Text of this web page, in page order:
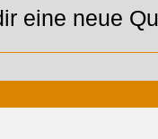
eine neue